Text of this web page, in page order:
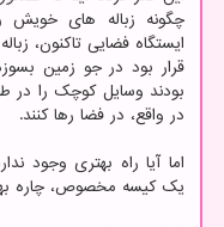
چگونه زباله های خویش
ایستگاه فضایی تاکنون،
قرار بود در جو زمین
بودند وسایل کوچک را در
در واقع، در فضا رها کنند.
اما آیا راه بهتری وجود
یک کیسه مخصوص، چاره